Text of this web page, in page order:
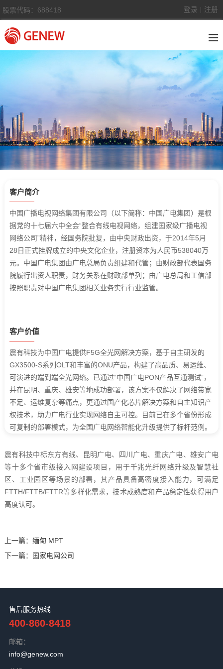
股票代码：688418 登录 注册
客户简介
中国广播电视网络集团有限公司（以下简称：中国广电集团）是根
据党的十七届六中全会“整合有线电视网络，组建国家级广播电视
网络公司”精神，经国务院批复，由中央财政出资，于2014年5月
28日正式挂牌成立的中央文化企业，注册资本为人民币538040万
元。中国广电集团由广电总局负责组建和代管；由财政部代表国务
院履行出资人职责，财务关系在财政部单列；由广电总局和工信部
按照职责对中国广电集团相关业务实行行业监管。
客户价值
震有科技为中国广电提供F5G全光网解决方案，基于自主研发的
GX3500-S系列OLT和丰富的ONU产品，构建了高品质、易运维、
可演进的端到端全光网络。已通过“中国广电PON产品互通测试”，
并在昆明、重庆、雄安等地成功部署，该方案不仅解决了网络带宽
不足、运维复杂等痛点，更通过国产化芯片解决方案和自主知识产
权技术，助力广电行业实现网络自主可控。目前已在多个省份形成
可复制的部署模式，为全国广电网络智能化升级提供了标杆范例。
震有科技中标东方有线、昆明广电、四川广电、重庆广电、雄安广电
等十多个省市级接入网建设项目，用于千兆光纤网络升级及智慧社
区、工业园区等场景的部署，其产品具备高密度接入能力，可满足
FTTH/FTTB/FTTR等多样化需求，技术成熟度和产品稳定性获得用户
高度认可。
上一篇： 缅甸 MPT
下一篇： 国家电网公司
售后服务热线
400-860-8418
邮箱：
info@genew.com